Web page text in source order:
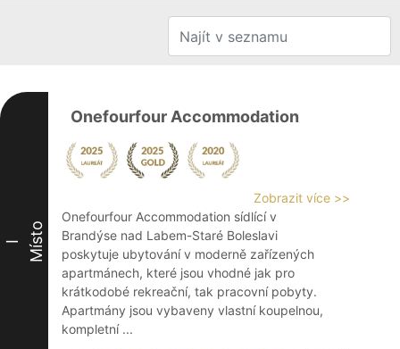
I Místo
Onefourfour Accommodation
Zobrazit více >>
Onefourfour Accommodation sídlící v
Brandýse nad Labem-Staré Boleslavi
poskytuje ubytování v moderně zařízených
apartmánech, které jsou vhodné jak pro
krátkodobé rekreační, tak pracovní pobyty.
Apartmány jsou vybaveny vlastní koupelnou,
kompletní ...